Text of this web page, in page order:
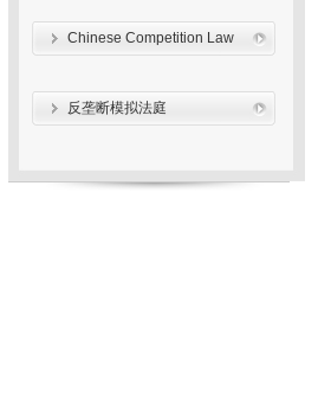
Chinese Competition Law
反垄断模拟法庭